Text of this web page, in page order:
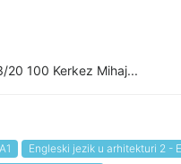
20 100 Kerkez Mihaj...
Engleski jezik u arhitekturi 2 -